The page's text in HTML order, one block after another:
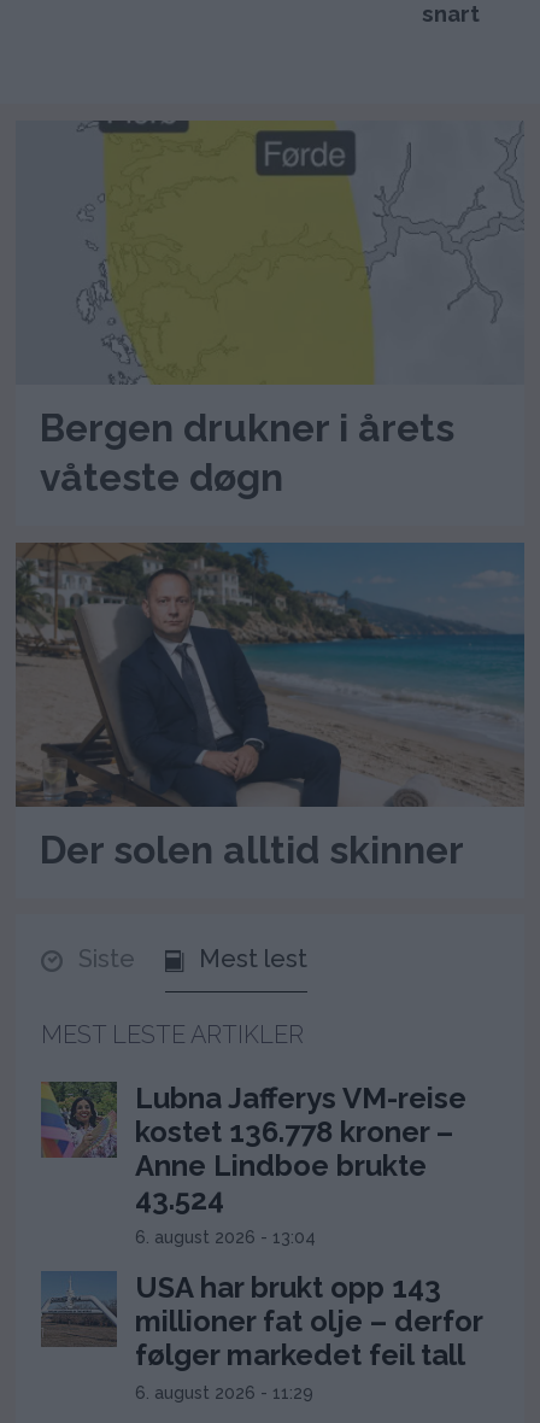
snart
Bergen drukner i årets
våteste døgn
Der solen alltid skinner
Siste Mest lest
MEST LESTE ARTIKLER
Lubna Jafferys VM-reise
kostet 136.778 kroner –
Anne Lindboe brukte
43.524
6. august 2026 - 13:04
USA har brukt opp 143
millioner fat olje – derfor
følger markedet feil tall
6. august 2026 - 11:29